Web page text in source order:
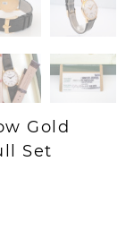
Gold
Set